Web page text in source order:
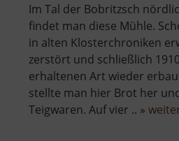
Im Tal der Bobritzsch
findet man diese Mühle.
in alten Klosterchroniken
zerstört und schließlich
erhaltenen Art wieder
stellte man hier Brot her
Teigwaren. Auf vier .. »